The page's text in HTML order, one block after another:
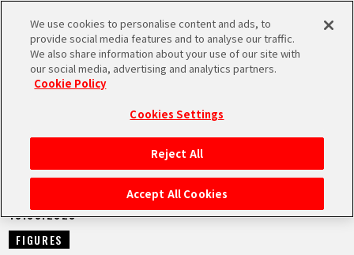
MEN
ACCUEIL
NEWS
NEWS
13.03.2023
FIGURES
We use cookies to personalise content and ads, to
provide social media features and to analyse our traffic.
We also share information about your use of our site with
our social media, advertising and analytics partners.
Cookie Policy
Cookies Settings
Reject All
Accept All Cookies